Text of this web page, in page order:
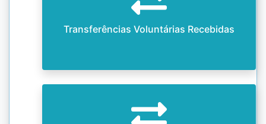
Transferências Voluntárias Recebidas